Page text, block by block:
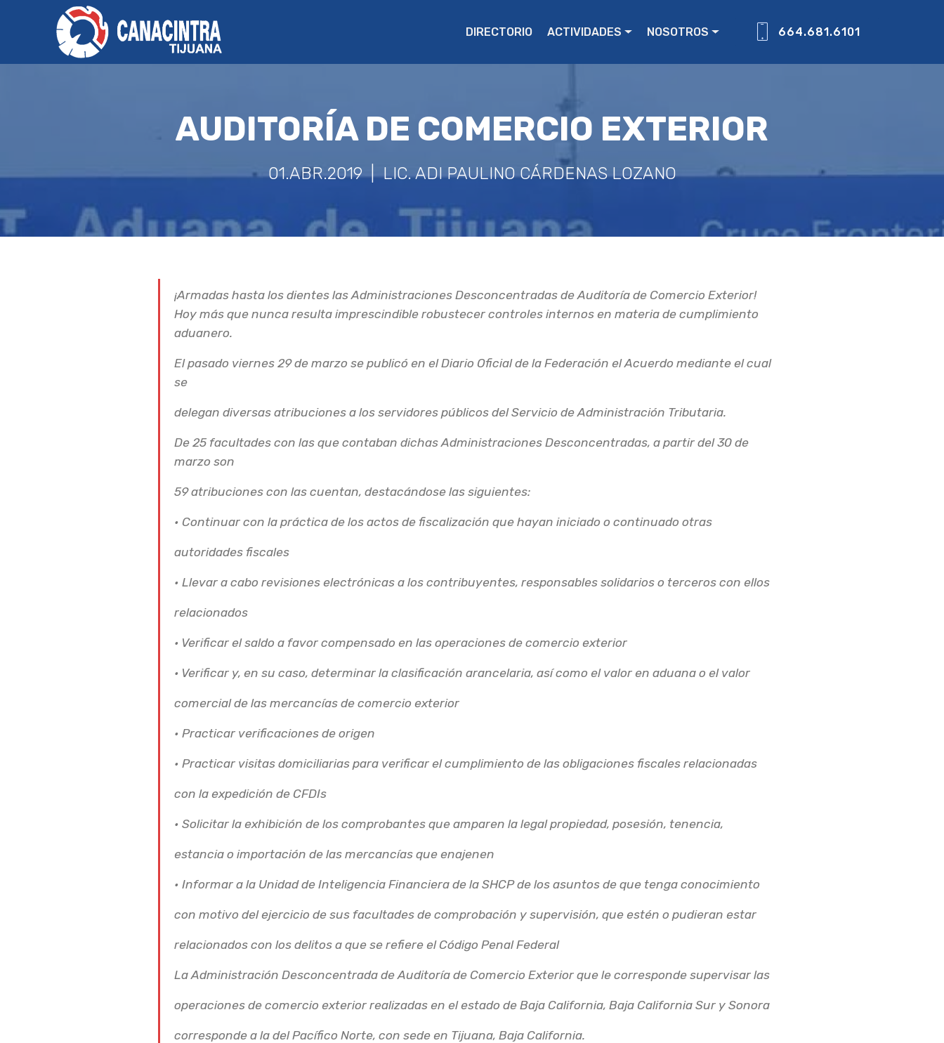
DIRECTORIO ACTIVIDADES NOSOTROS 664.681.6101
AUDITORÍA DE COMERCIO EXTERIOR
01.ABR.2019 | LIC. ADI PAULINO CÁRDENAS LOZANO
¡Armadas hasta los dientes las Administraciones Desconcentradas de Auditoría de Comercio Exterior!
Hoy más que nunca resulta imprescindible robustecer controles internos en materia de cumplimiento
aduanero.
El pasado viernes 29 de marzo se publicó en el Diario Oficial de la Federación el Acuerdo mediante el cual
se
delegan diversas atribuciones a los servidores públicos del Servicio de Administración Tributaria.
De 25 facultades con las que contaban dichas Administraciones Desconcentradas, a partir del 30 de
marzo son
59 atribuciones con las cuentan, destacándose las siguientes:
• Continuar con la práctica de los actos de fiscalización que hayan iniciado o continuado otras
autoridades fiscales
• Llevar a cabo revisiones electrónicas a los contribuyentes, responsables solidarios o terceros con ellos
relacionados
• Verificar el saldo a favor compensado en las operaciones de comercio exterior
• Verificar y, en su caso, determinar la clasificación arancelaria, así como el valor en aduana o el valor
comercial de las mercancías de comercio exterior
• Practicar verificaciones de origen
• Practicar visitas domiciliarias para verificar el cumplimiento de las obligaciones fiscales relacionadas
con la expedición de CFDIs
• Solicitar la exhibición de los comprobantes que amparen la legal propiedad, posesión, tenencia,
estancia o importación de las mercancías que enajenen
• Informar a la Unidad de Inteligencia Financiera de la SHCP de los asuntos de que tenga conocimiento
con motivo del ejercicio de sus facultades de comprobación y supervisión, que estén o pudieran estar
relacionados con los delitos a que se refiere el Código Penal Federal
La Administración Desconcentrada de Auditoría de Comercio Exterior que le corresponde supervisar las
operaciones de comercio exterior realizadas en el estado de Baja California, Baja California Sur y Sonora
corresponde a la del Pacífico Norte, con sede en Tijuana, Baja California.